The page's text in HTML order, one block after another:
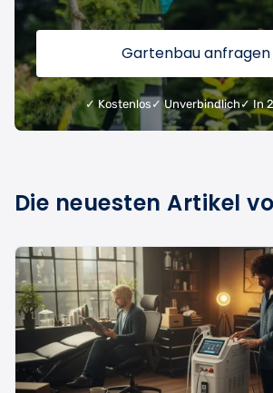
Gartenbau anfragen
✓ Kostenlos ✓ Unverbindlich ✓ In
Die neuesten Artikel